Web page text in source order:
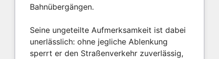
Bahnübergängen.
Seine ungeteilte Aufmerksamkeit ist dabei
unerlässlich: ohne jegliche Ablenkung
sperrt er den Straßenverkehr zuverlässig,